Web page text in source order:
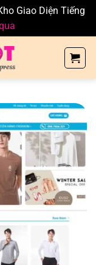
Giao Diện Tiếng